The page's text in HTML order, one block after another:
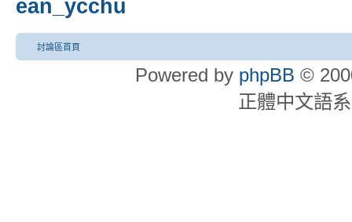
ean_ycchu
討論區首頁
Powered by phpBB ©
正體中文語